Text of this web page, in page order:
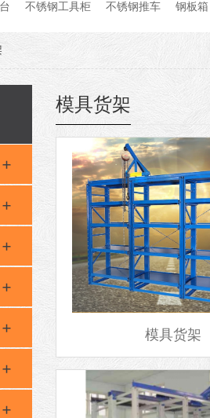
不锈钢工具柜 不锈钢推车 钢板箱
模具货架
模具货架